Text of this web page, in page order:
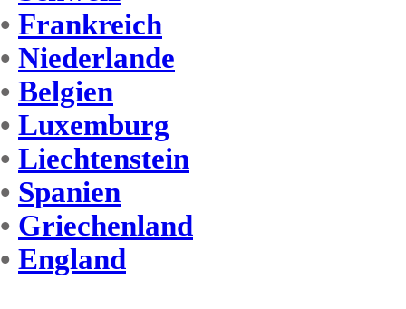
• Frankreich
• Niederlande
• Belgien
• Luxemburg
• Liechtenstein
• Spanien
• Griechenland
• England